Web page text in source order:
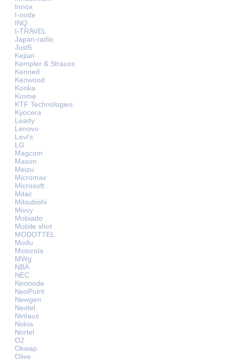
Innox
I-node
INQ
I-TRAVEL
Japan-radio
Just5
Kejian
Kempler & Strauss
Kenned
Kenwood
Konka
Krome
KTF Technologies
Kyocera
Leady
Lenovo
Levi's
LG
Magcom
Maxon
Meizu
Micromax
Microsoft
Mitac
Mitsubishi
Mivvy
Mobiado
Mobile shot
MODOTTEL
Modu
Motorola
MWg
NBA
NEC
Neonode
NeoPoint
Newgen
Nextel
Nintaus
Nokia
Nortel
O2
Okwap
Olive